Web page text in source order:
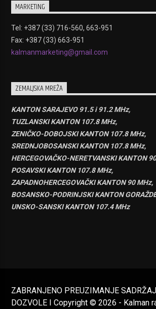
MARKETING
Tel: +387 (33) 716-560, 663-951
Fax: +387 (33) 663-951
kalmanmarketing@gmail.com
ZEMALJSKA MREŽA
KANTON SARAJEVO 91.5 i 91.2 MHz,
TUZLANSKI KANTON 107.8 MHz,
ZENIČKO-DOBOJSKI KANTON 107.8 MHz,
SREDNJOBOSANSKI KANTON 107.8 MHz,
HERCEGOVAČKO-NERETVANSKI KANTON
POSAVSKI KANTON 107.8 MHz,
ZAPADNOHERCEGOVAČKI KANTON 90 MHz,
BOSANSKO-PODRINJSKI KANTON
UNSKO-SANSKI KANTON 107.4 MHz
ZABRANJENO PREUZIMANJE
DOZVOLE I Copyright © 2026 - Kalman